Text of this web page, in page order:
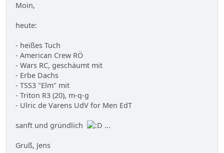
Moin,
heute:
- heißes Tuch
- American Crew RÖ
- Wars RC, geschäumt mit
- Erbe Dachs
- TSS3 "Elm" mit
- Triton R3 (20), m-q-g
- Ulric de Varens UdV for Men EdT
sanft und gründlich ...
Gruß, Jens